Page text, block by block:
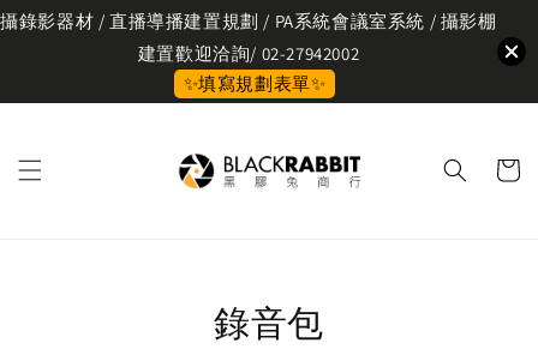
攝錄影器材 / 直播導播建置規劃 / PA系統會議室系統 / 攝影棚
建置歡迎洽詢/ 02-27942002
✨填寫規劃表單✨
錄音包